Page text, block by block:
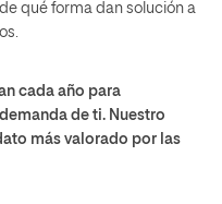
qué forma dan solución a
cada año para
de ti. Nuestro
más valorado por las